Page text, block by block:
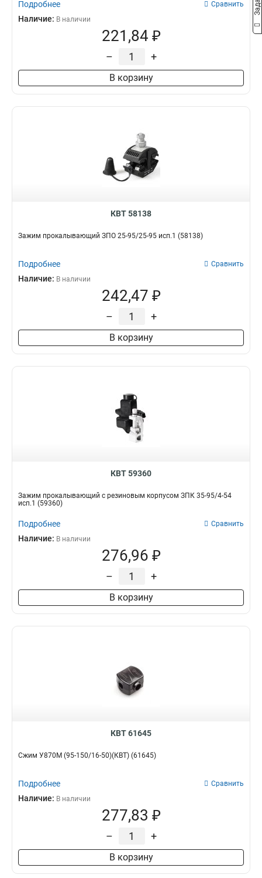
Подробнее Сравнить
Наличие: В наличии
221,84 ₽
– +
В корзину
КВТ 58138
Зажим прокалывающий ЗПО 25-95/25-95 исп.1 (58138)
Подробнее Сравнить
Наличие: В наличии
242,47 ₽
– +
В корзину
КВТ 59360
Зажим прокалывающий с резиновым корпусом ЗПК 35-95/4-54
исп.1 (59360)
Подробнее Сравнить
Наличие: В наличии
276,96 ₽
– +
В корзину
КВТ 61645
Сжим У870М (95-150/16-50)(КВТ) (61645)
Подробнее Сравнить
Наличие: В наличии
277,83 ₽
– +
В корзину